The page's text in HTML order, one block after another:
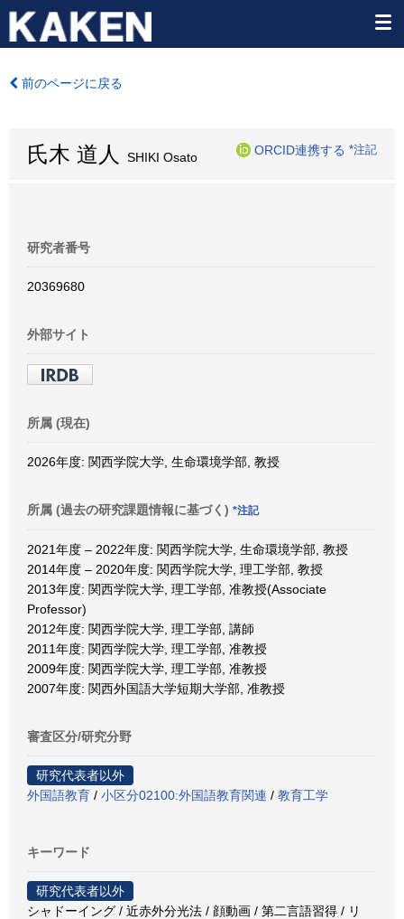
前のページに戻る
氏木 道人 SHIKI Osato
ORCID連携する *注記
研究者番号
20369680
外部サイト
所属 (現在)
2026年度: 関西学院大学, 生命環境学部, 教授
所属 (過去の研究課題情報に基づく) *注記
2021年度 – 2022年度: 関西学院大学, 生命環境学部, 教授
2014年度 – 2020年度: 関西学院大学, 理工学部, 教授
2013年度: 関西学院大学, 理工学部, 准教授(Associate
Professor)
2012年度: 関西学院大学, 理工学部, 講師
2011年度: 関西学院大学, 理工学部, 准教授
2009年度: 関西学院大学, 理工学部, 准教授
2007年度: 関西外国語大学短期大学部, 准教授
審査区分/研究分野
研究代表者以外
外国語教育 / 小区分02100:外国語教育関連 / 教育工学
キーワード
研究代表者以外
シャドーイング / 近赤外分光法 / 顔動画 / 第二言語習得 / リ